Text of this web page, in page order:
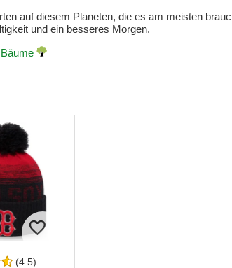
auf diesem Planeten, die es am meisten
und ein besseres Morgen.
(4.5)